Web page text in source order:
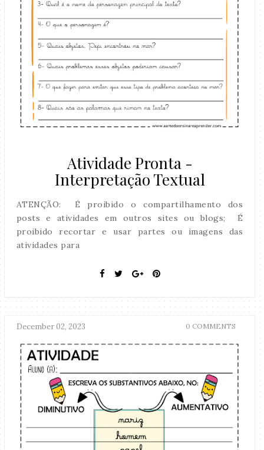
Atividade Pronta -
Interpretação Textual
ATENÇÃO: É proibido o compartilhamento dos
posts e atividades em outros sites ou blogs; É
proibido recortar e usar partes ou imagens das
atividades para
December 02, 2023 0 COMMENTS